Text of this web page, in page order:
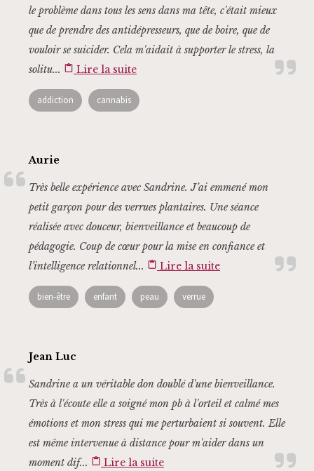
le problème dans tous les sens dans ma tête, c'était mieux
que de prendre des antidépresseurs, que de boire, que de
vouloir se suicider. Cela m'aidait à supporter le stress, la
solitu...
content_paste Lire la suite
addiction cannabis
Aurie
Très belle expérience avec Sandrine. J’ai emmené mon
petit garçon pour des verrues plantaires. Une séance
réalisée avec douceur, bienveillance et beaucoup de
pédagogie. Coup de cœur pour la mise en confiance et
l’intelligence relationnel...
content_paste Lire la suite
bien-être enfant peau verrue
Jean Luc
Sandrine a un véritable don doublé d'une bienveillance.
Très à l'écoute elle a soigné mon pb à l'orteil et calmé mes
émotions et mon stress qui me perturbaient si souvent. Elle
est même intervenue à distance pour m'aider dans un
moment dif...
content_paste Lire la suite